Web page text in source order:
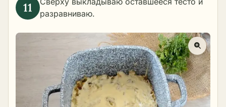
разравниваю.